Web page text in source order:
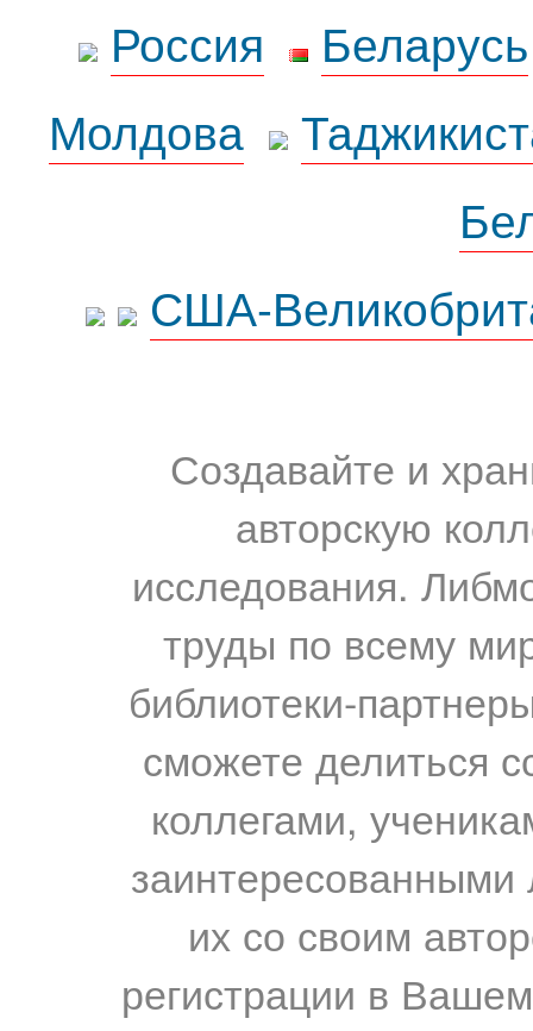
Россия
Беларусь
Молдова
США-
Создавайте и
авторскую
исследования.
труды по всему
библиотеки-
сможете делиться
коллегами,
их со своим
регистрации в